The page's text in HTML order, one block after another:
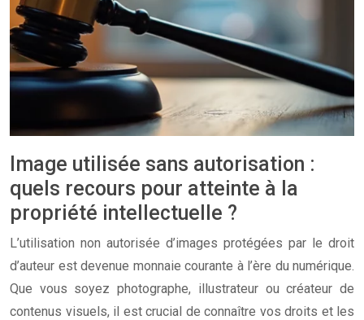
Image utilisée sans autorisation :
quels recours pour atteinte à la
propriété intellectuelle ?
L’utilisation non autorisée d’images protégées par le droit
d’auteur est devenue monnaie courante à l’ère du numérique.
Que vous soyez photographe, illustrateur ou créateur de
contenus visuels, il est crucial de connaître vos droits et les